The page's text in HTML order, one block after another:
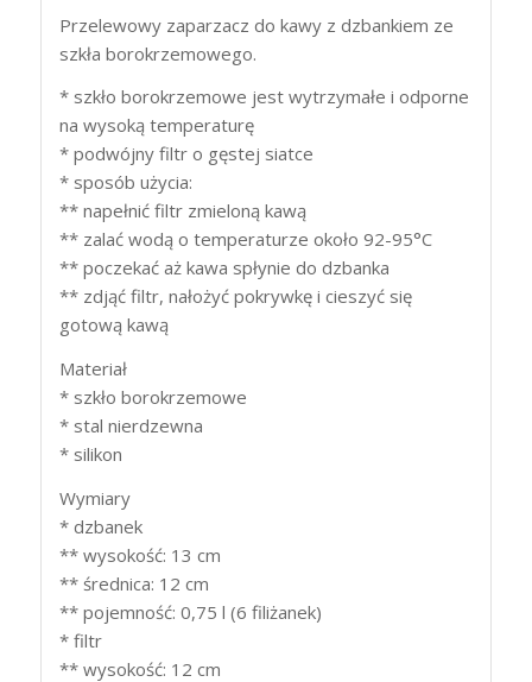
Przelewowy zaparzacz do kawy z dzbankiem ze
szkła borokrzemowego.
* szkło borokrzemowe jest wytrzymałe i odporne
na wysoką temperaturę
* podwójny filtr o gęstej siatce
* sposób użycia:
** napełnić filtr zmieloną kawą
** zalać wodą o temperaturze około 92-95°C
** poczekać aż kawa spłynie do dzbanka
** zdjąć filtr, nałożyć pokrywkę i cieszyć się
gotową kawą
Materiał
* szkło borokrzemowe
* stal nierdzewna
* silikon
Wymiary
* dzbanek
** wysokość: 13 cm
** średnica: 12 cm
** pojemność: 0,75 l (6 filiżanek)
* filtr
** wysokość: 12 cm